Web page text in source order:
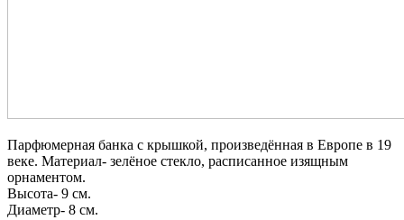
Парфюмерная банка с крышкой, произведённая в Европе в 19
веке. Материал- зелёное стекло, расписанное изящным
орнаментом.
Высота- 9 см.
Диаметр- 8 см.